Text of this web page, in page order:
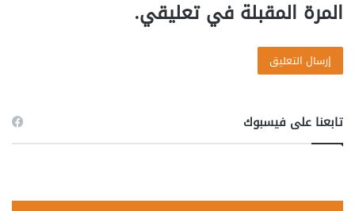
المرة المقبلة في تعليقي.
تابعنا على فيسبوك